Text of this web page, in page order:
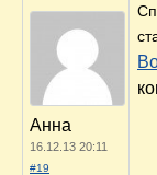
Анна
16.12.13 20:11
#19